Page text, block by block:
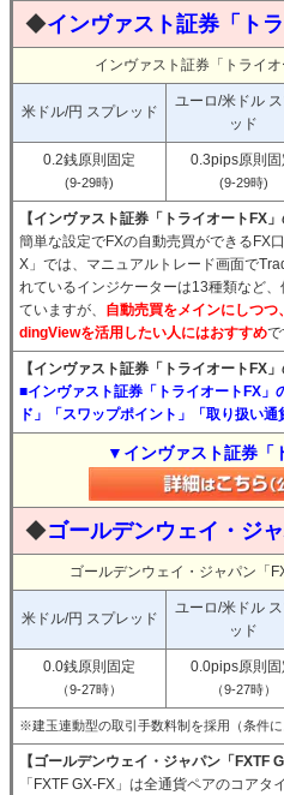
◆インヴァスト証券「トラ
インヴァスト証券「トライ
米ドル/円 スプレッド
ユーロ/米ドル
ッド
0.2銭原則固定
(9-29時)
0.3pips原則固
(9-29時)
【インヴァスト証券「トライオートFX
簡単な設定でFXの自動売買ができるFX
X」では、マニュアルトレード画面で
れているインジケーターは13種類など
ていますが、 自動売買をメインにしつ
dingViewを活用したい人にはおすすめで
【インヴァスト証券「トライオートFX」
■インヴァスト証券「トライオートFX」
ド」「スワップポイント」「取り扱い
▼インヴァスト証券「
◆ゴールデンウェイ・ジ
ゴールデンウェイ・ジャパン「
米ドル/円 スプレッド
ユーロ/米ドル
ッド
0.0銭原則固定
（9-27時）
0.0pips原則固
（9-27時）
※建玉連動型の取引手数料制を採用（条件に
【ゴールデンウェイ・ジャパン「FXTF
「FXTF GX-FX」は全通貨ペアのコア